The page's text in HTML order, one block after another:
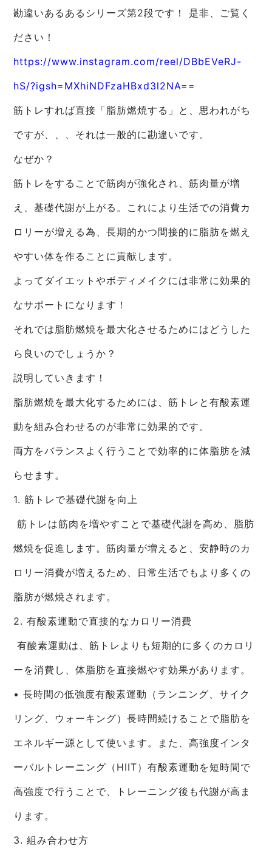
勘違いあるあるシリーズ第2段です！ 是非、ご覧く
ださい！
https://www.instagram.com/reel/DBbEVeRJ-
hS/?igsh=MXhiNDFzaHBxd3l2NA==
筋トレすれば直接「脂肪燃焼する」と、思われがち
ですが、、、それは一般的に勘違いです。
なぜか？
筋トレをすることで筋肉が強化され、筋肉量が増
え、基礎代謝が上がる。これにより生活での消費カ
ロリーが増える為、長期的かつ間接的に脂肪を燃え
やすい体を作ることに貢献します。
よってダイエットやボディメイクには非常に効果的
なサポートになります！
それでは脂肪燃焼を最大化させるためにはどうした
ら良いのでしょうか？
説明していきます！
脂肪燃焼を最大化するためには、筋トレと有酸素運
動を組み合わせるのが非常に効果的です。
両方をバランスよく行うことで効率的に体脂肪を減
らせます。
1. 筋トレで基礎代謝を向上
筋トレは筋肉を増やすことで基礎代謝を高め、脂肪
燃焼を促進します。筋肉量が増えると、安静時のカ
ロリー消費が増えるため、日常生活でもより多くの
脂肪が燃焼されます。
2. 有酸素運動で直接的なカロリー消費
有酸素運動は、筋トレよりも短期的に多くのカロリ
ーを消費し、体脂肪を直接燃やす効果があります。
• 長時間の低強度有酸素運動（ランニング、サイク
リング、ウォーキング）長時間続けることで脂肪を
エネルギー源として使います。また、高強度インタ
ーバルトレーニング（HIIT）有酸素運動を短時間で
高強度で行うことで、トレーニング後も代謝が高ま
ります。
3. 組み合わせ方